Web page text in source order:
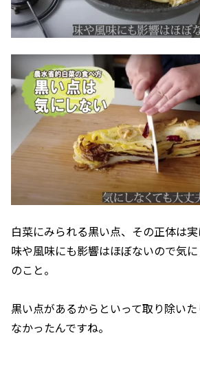
白菜にみられる黒い点、その正体は実
味や風味にも影響はほぼないので気
のこと。
黒い点があるからといって取り除い
なかったんですね。